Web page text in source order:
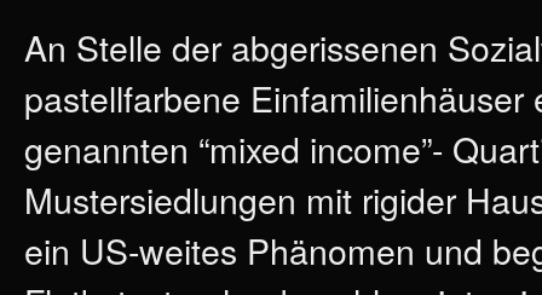
An Stelle der abgerissenen
pastellfarbene
genannten “mixed income”-
Mustersiedlungen mit rigider
ein US-weites Phänomen und